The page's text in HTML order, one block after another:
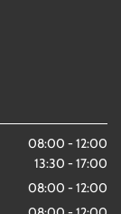
08:00 - 12:00
13:30 - 17:00
08:00 - 12:00